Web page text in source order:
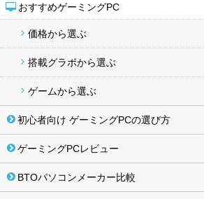
おすすめゲーミングPC
価格から選ぶ
搭載グラボから選ぶ
ゲームから選ぶ
初心者向け ゲーミングPCの選び方
ゲーミングPCレビュー
BTOパソコンメーカー比較